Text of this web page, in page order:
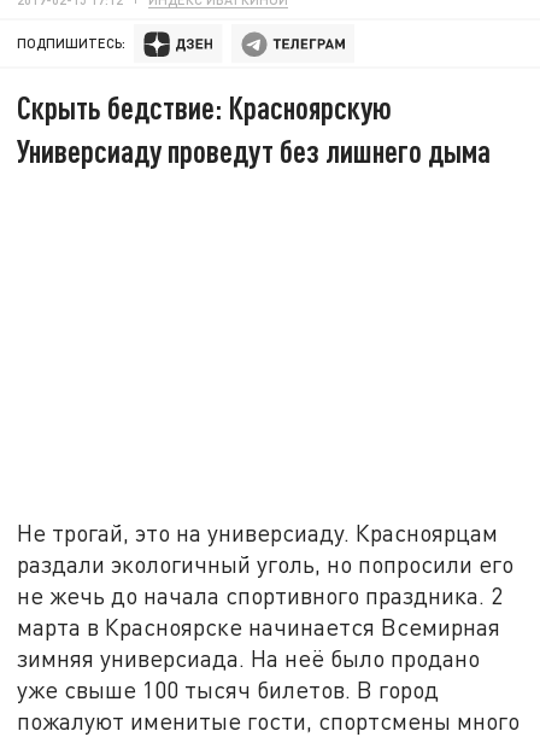
ПОДПИШИТЕСЬ:
Скрыть бедствие: Красноярскую
Универсиаду проведут без лишнего дыма
Не трогай, это на универсиаду. Красноярцам
раздали экологичный уголь, но попросили его
не жечь до начала спортивного праздника. 2
марта в Красноярске начинается Всемирная
зимняя универсиада. На неё было продано
уже свыше 100 тысяч билетов. В город
пожалуют именитые гости, спортсмены много